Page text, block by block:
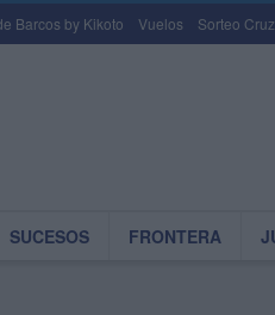
Barcos by Kikoto Vuelos Sorteo
SUCESOS FRONTERA